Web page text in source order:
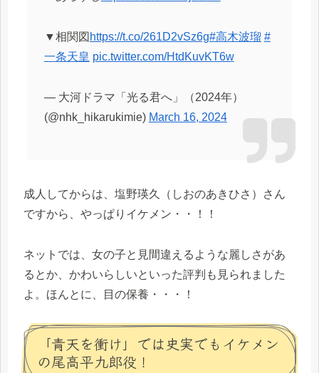
▼相関図 https://t.co/261D2vSz6g#高木波瑠 #
一条天皇 pic.twitter.com/HtdKuvKT6w
— 大河ドラマ「光る君へ」（2024年）
(@nhk_hikarukimie) March 16, 2024
成人してからは、塩野瑛久（しおのあきひさ）さん
ですから、やっぱりイケメン・・！！
ネットでは、女の子と見間違えるような麗しさがあ
るとか、かわいらしいといった評判も見られました
よ。ほんとに、目の保養・・・！
「青天を衝け」では史実でもイケメン
の尾高平九郎役！